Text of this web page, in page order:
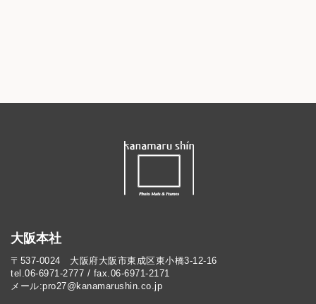
大阪本社
〒537-0024 大阪府大阪市東成区東小橋3-12-16
tel.06-6971-2777 / fax.06-6971-2171
メール:pro27@kanamarushin.co.jp​